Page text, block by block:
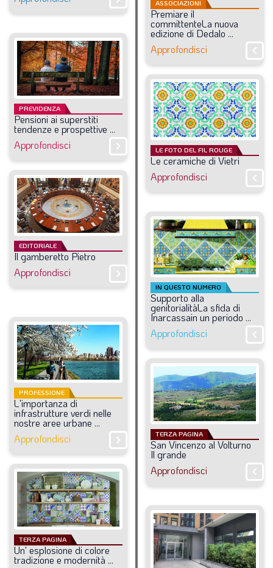
ASSOCIAZIONI
Premiareil
committenteLa nuova
edizione di Dedalo ...
Approfondisci
chevron_right
PREVIDENZA
Pensioniaisuperstiti
tendenze e prospettive ...
Approfondisci
chevron_right LE FOTO DEL FIL ROUGE
LeceramichediVietri
Approfondisci
chevron_right
EDITORIALE
IlgamberettoPietro
Approfondisci
chevron_right
IN QUESTO NUMERO
Supportoalla
genitorialitàLa sfida di
Inarcassain un periodo ...
Approfondisci
chevron_right
PROFESSIONE
L'importanzadi
infrastrutture verdi nelle
nostre aree urbane ...
Approfondisci
chevron_right TERZA PAGINA
SanVincenzoalVolturno
Il grande
Approfondisci
chevron_right
TERZA PAGINA
Un'esplosionedicolore
tradizione e modernità ...